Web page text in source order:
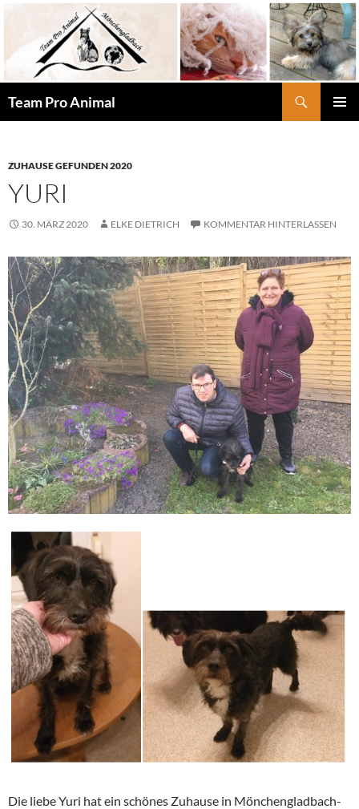
springen
Team Pro Animal
ZUHAUSE GEFUNDEN 2020
YURI
30. MÄRZ 2020 ELKE DIETRICH KOMMENTAR HINTERLASSEN
Die liebe Yuri hat ein schönes Zuhause in Mönchengladbach-